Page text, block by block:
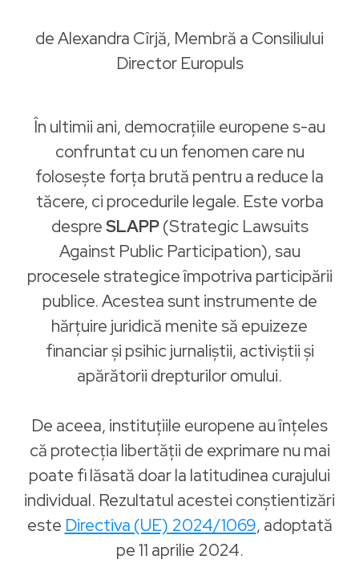
de Alexandra Cîrjă, Membră a Consiliului
Director Europuls
În ultimii ani, democrațiile europene s-au
confruntat cu un fenomen care nu
folosește forța brută pentru a reduce la
tăcere, ci procedurile legale. Este vorba
despreSLAPP(Strategic Lawsuits
Against Public Participation), sau
procesele strategice împotriva participării
publice. Acestea sunt instrumente de
hărțuire juridică menite să epuizeze
financiar și psihic jurnaliștii, activiștii și
apărătorii drepturilor omului.
De aceea, instituțiile europene au înțeles
că protecția libertății de exprimare nu mai
poate fi lăsată doar la latitudinea curajului
individual. Rezultatul acestei conștientizări
este Directiva (UE) 2024/1069, adoptată
pe 11 aprilie 2024.